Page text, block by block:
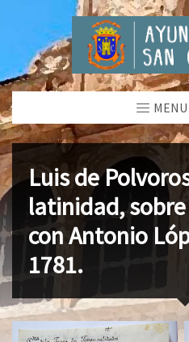
MENU
Luis de
latinidad,
con Antonio
1781.